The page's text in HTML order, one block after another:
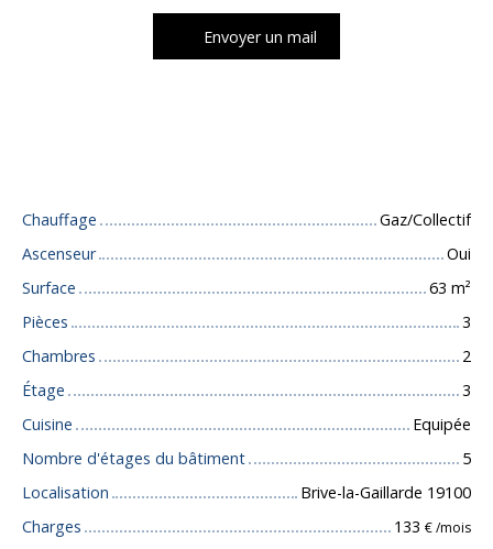
Envoyer un mail
Chauffage
Gaz/Collectif
Ascenseur
Oui
Surface
63 m²
Pièces
3
Chambres
2
Étage
3
Cuisine
Equipée
Nombre d'étages du bâtiment
5
Localisation
Brive-la-Gaillarde 19100
Charges
133 € /mois